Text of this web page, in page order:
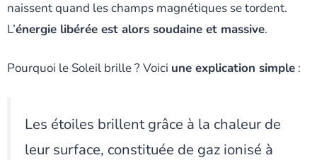
naissent quand les champs magnétiques se tordent.
L’énergie libérée est alors soudaine et massive.
Pourquoi le Soleil brille ? Voici une explication simple :
Les étoiles brillent grâce à la chaleur de
leur surface, constituée de gaz ionisé à